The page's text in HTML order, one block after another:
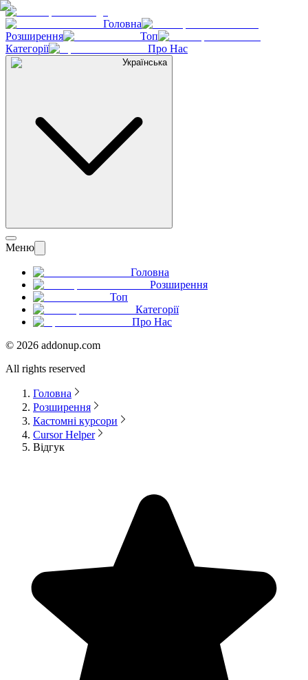
Головна
Розширення
Топ
Категорії
Про Нас
Українська
Меню
Головна
Розширення
Топ
Категорії
Про Нас
© 2026 addonup.com
All rights reserved
Головна
Розширення
Кастомні курсори
Cursor Helper
Відгук